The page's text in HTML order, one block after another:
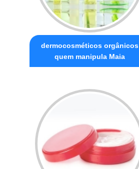
dermocosméticos orgânicos
quem manipula Maia